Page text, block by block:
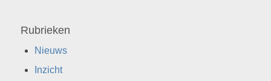
Rubrieken
Nieuws
Inzicht